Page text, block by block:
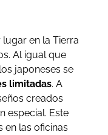
en la Tierra
Al igual que
japoneses se
limitadas. A
creados
especial. Este
en las oficinas